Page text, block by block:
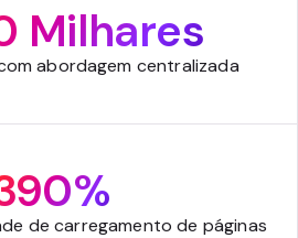
Milhares
abordagem centralizada
de carregamento de páginas